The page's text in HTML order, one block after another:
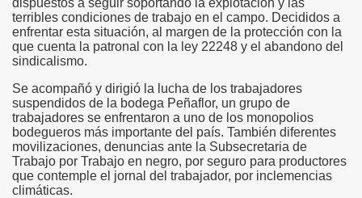
dispuestos a seguir soportando la explotación y las
terribles condiciones de trabajo en el campo. Decididos a
enfrentar esta situación, al margen de la protección con la
que cuenta la patronal con la ley 22248 y el abandono del
sindicalismo.
Se acompañó y dirigió la lucha de los trabajadores
suspendidos de la bodega Peñaflor, un grupo de
trabajadores se enfrentaron a uno de los monopolios
bodegueros más importante del país. También diferentes
movilizaciones, denuncias ante la Subsecretaria de
Trabajo por Trabajo en negro, por seguro para productores
que contemple el jornal del trabajador, por inclemencias
climáticas.